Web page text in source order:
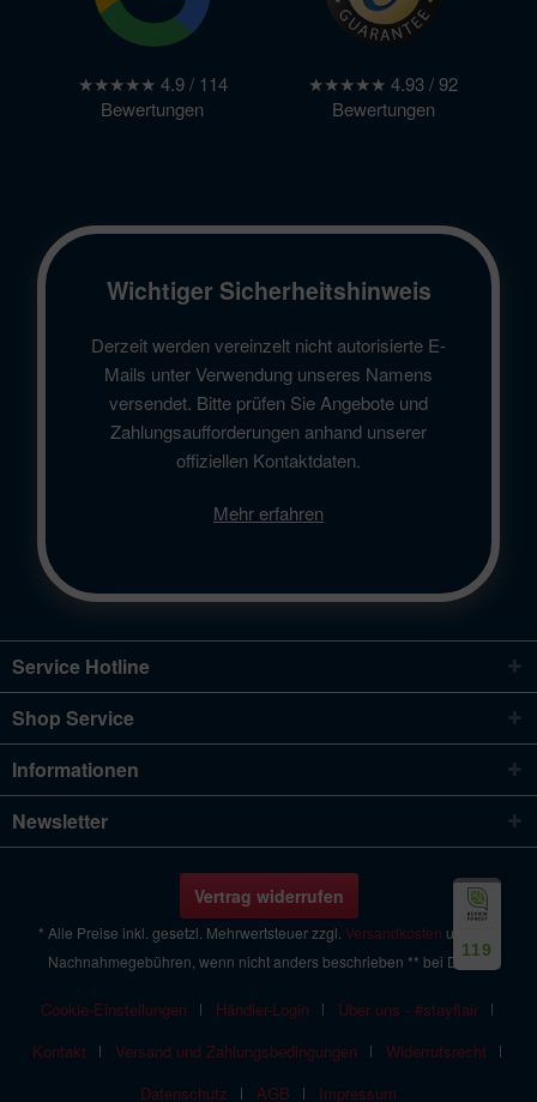
★★★★★ 4.9 / 114
Bewertungen
★★★★★ 4.93 / 92
Bewertungen
Wichtiger Sicherheitshinweis
Derzeit werden vereinzelt nicht autorisierte E-
Mails unter Verwendung unseres Namens
versendet. Bitte prüfen Sie Angebote und
Zahlungsaufforderungen anhand unserer
offiziellen Kontaktdaten.
Mehr erfahren
Service Hotline
Shop Service
Informationen
Newsletter
Vertrag widerrufen
* Alle Preise inkl. gesetzl. Mehrwertsteuer zzgl. Versandkosten und ggf.
Nachnahmegebühren, wenn nicht anders beschrieben ** bei Daikin
Cookie-Einstellungen Händler-Login
Über uns - #stayflair
Kontakt
Versand und Zahlungsbedingungen
Widerrufsrecht
Datenschutz
AGB Impressum
119